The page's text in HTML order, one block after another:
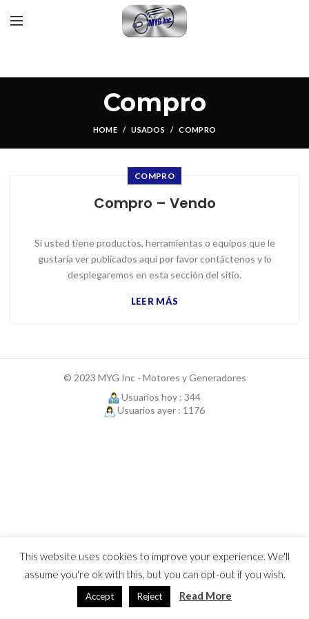
Compro
HOME USADOS COMPRO
COMPRO
Compro – Vendo
Si usted tiene productos, herramientas o equipos que le
gustaría ver publicados aquí por favor contáctenos y lo
desplegaremos en esta sección del sitio.
LEER MÁS
© 2023 MYG Inc - Motores y Generadores
Usuarios hoy : 344
Usuarios ayer : 1176
This website uses cookies to improve your experience. We'll
assume you're ok with this, but you can opt-out if you wish.
Accept Reject Read More